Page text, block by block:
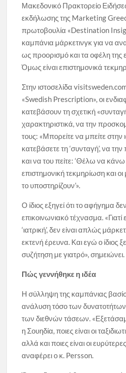
Μακεδονικό Πρακτορείο
εκδήλωσης της Marketing
πρωτοβουλία «Destination
καμπάνια μάρκετινγκ για να
ως προορισμό και τα οφέλη της
Όμως είναι επιστημονικά
Στην ιστοσελίδα
«Swedish Prescription», οι
κατεβάσουν τη σχετική
χαρακτηριστικά, να την
τους: «Μπορείτε να μπείτε στην
κατεβάσετε τη ‘συνταγή’, να
και να του πείτε: ‘Θέλω να
επιστημονική τεκμηρίωση και
το υποστηρίζουν’».
Ο ίδιος εξηγεί ότι το αφήγημα
επικοινωνιακό τέχνασμα. «Γιατί
‘ιατρική’, δεν είναι απλώς
εκτενή έρευνα. Και εγώ ο ίδιος
συζήτηση με γιατρό», σημειώνει.
Πώς γεννήθηκε η ιδέα
Η σύλληψη της καμπάνιας
ανάλυση τόσο των
των διεθνών τάσεων.
η Σουηδία, ποιες είναι οι
αλλά και ποιες είναι οι
αναφέρει ο κ. Persson.